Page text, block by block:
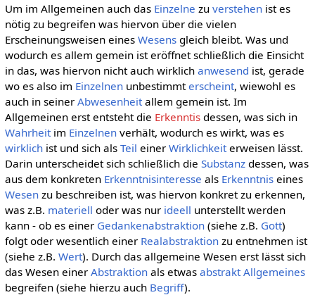
Um im Allgemeinen auch das Einzelne zu verstehenist es
nötig zu begreifen was hiervon über die vielen
Erscheinungsweisen eines Wesensgleich bleibt. Was und
wodurch es allem gemein ist eröffnet schließlich die Einsicht
in das, was hiervon nicht auch wirklich anwesend ist, gerade
wo es also im Einzelnenunbestimmterscheint, wiewohl es
auch in seiner Abwesenheitallem gemein ist. Im
Allgemeinen erst entsteht die Erkenntisdessen, was sich in
Wahrheitim Einzelnenverhält, wodurch es wirkt, was es
wirklichist und sich als Teil einer Wirklichkeiterweisen lässt.
Darin unterscheidet sich schließlich die Substanzdessen, was
aus dem konkreten Erkenntnisinteresse als Erkenntniseines
Wesenzu beschreiben ist, was hiervon konkret zu erkennen,
was z.B. materiell oder was nur ideell unterstellt werden
kann - ob es einer Gedankenabstraktion(siehe z.B. Gott)
folgt oder wesentlich einer Realabstraktionzu entnehmen ist
(siehe z.B. Wert). Durch das allgemeine Wesen erst lässt sich
das Wesen einer Abstraktionals etwas abstrakt Allgemeines
begreifen (siehe hierzu auch Begriff).